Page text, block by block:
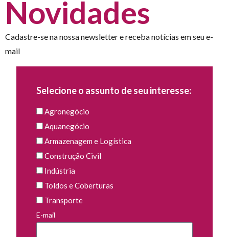
Novidades
Cadastre-se na nossa newsletter e receba notícias em seu e-
mail
Selecione o assunto de seu interesse:
Agronegócio
Aquanegócio
Armazenagem e Logística
Construção Civil
Indústria
Toldos e Coberturas
Transporte
E-mail